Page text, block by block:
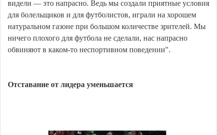
видели — это напрасно. Ведь мы создали приятные условия
для болельщиков и для футболистов, играли на хорошем
натуральном газоне при большом количестве зрителей. Мы
ничего плохого для футбола не сделали, нас напрасно
обвиняют в каком-то неспортивном поведении".
Отставание от лидера уменьшается